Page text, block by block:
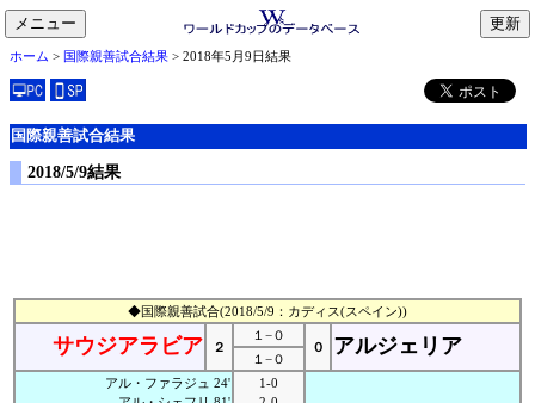
メニュー
toggle
navigation
ホーム > 国際親善試合結果 > 2018年5月9日結果
国際親善試合結果
2018/5/9結果
◆国際親善試合(2018/5/9：カディス(スペイン))
サウジアラビア ２
１−０
０
アルジェリア
１−０
アル・ファラジュ 24'
1-0